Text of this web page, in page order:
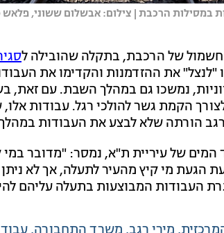
הרכבת | צילום: אבשלום ששוני, פלאש 90
של הרכבת, בתקלה שהובילה ל
את ההזדמנות והקדימו את
נמשכו גם במהלך השבת. עם זאת,
הקמת גשר להולכי רגל. עבודות
הורתה שלא לבצע את העבודות
של עיריית ת"א, נמסר: "מדובר במי
הגעת מי קיץ מהעיר לתעלה, אך לא
העבודות המבוצעות בתעלה עליהם